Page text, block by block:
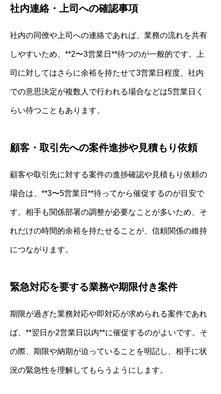
社内連絡・上司への確認事項
社内の同僚や上司への連絡であれば、業務の流れを共有
しやすいため、**2〜3営業日**待つのが一般的です。上
司に対してはさらに余裕を持たせて3営業日程度、社内
での意思決定が複数人で行われる場合などは5営業日く
らい待つこともあります。
顧客・取引先への案件進捗や見積もり依頼
顧客や取引先に対する案件の進捗確認や見積もり依頼の
場合は、**3〜5営業日**待ってから催促するのが目安で
す。相手も関係部署の調整が必要なことが多いため、そ
れだけの時間的余裕を持たせることが、信頼関係の維持
につながります。
緊急対応を要する業務や期限付き案件
期限が過ぎた業務対応や即対応が求められる案件であれ
ば、**翌日か2営業日以内**に催促するのがよいです。そ
の際、期限や納期が迫っていることを明記し、相手に状
況の緊急性を理解してもらうようにします。